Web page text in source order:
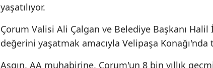
yaşatılıyor.
Çorum Valisi Ali Çalgan ve Belediye Başkanı
değerini yaşatmak amacıyla Velipaşa Konağı'nda
Aşgın, AA muhabirine, Çorum'un 8 bin yıllık